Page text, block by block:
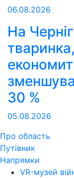
06.08.2026
На
30 %
05.08.2026
Про область
Путівник
Напрямки
VR-музей